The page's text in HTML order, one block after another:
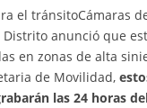
el tránsitoCámaras
anunció que
en zonas de alta
de Movilidad,
las 24 horas